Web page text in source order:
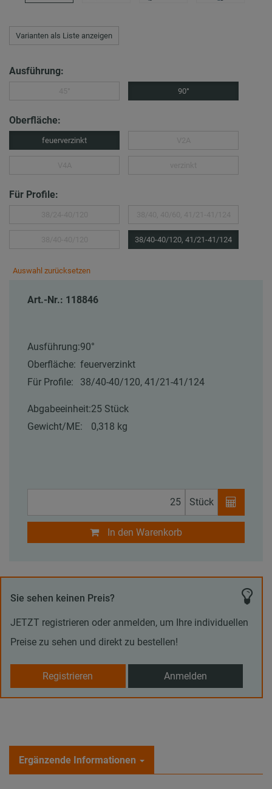
Varianten als Liste anzeigen
Ausführung:
90°
Oberfläche:
feuerverzinkt
Für Profile:
38/40-40/120, 41/21-41/124
Auswahl zurücksetzen
Art.-Nr.: 118846
Ausführung:90°
Oberfläche: feuerverzinkt
Für Profile:
38/40-40/120, 41/21-41/124
Abgabeeinheit:25 Stück
Gewicht/ME:
0,318 kg
Stück
In den Warenkorb
Sie sehen keinen Preis?
JETZT registrieren oder anmelden, um Ihre individuellen
Preise zu sehen und direkt zu bestellen!
Registrieren Anmelden
Ergänzende Informationen